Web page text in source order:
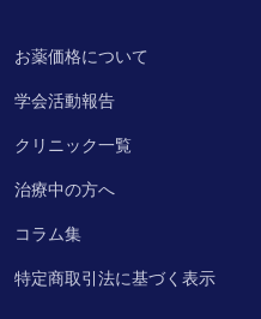
お薬価格について
学会活動報告
クリニック一覧
治療中の方へ
コラム集
特定商取引法に基づく表示